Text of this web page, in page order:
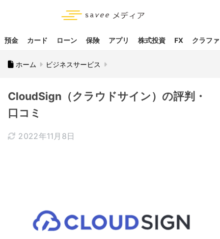
預金 カード ローン 保険 アプリ 株式投資 FX クラフ
ホーム ビジネスサービス
CloudSign（クラウドサイン）の評判・
口コミ
2022年11月8日